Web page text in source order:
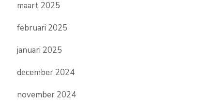
maart 2025
februari 2025
januari 2025
december 2024
november 2024